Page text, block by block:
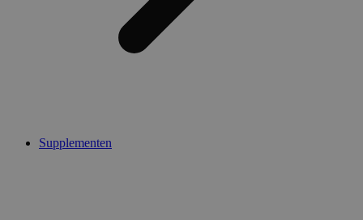
Supplementen